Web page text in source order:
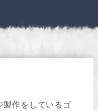
製作をしているゴ